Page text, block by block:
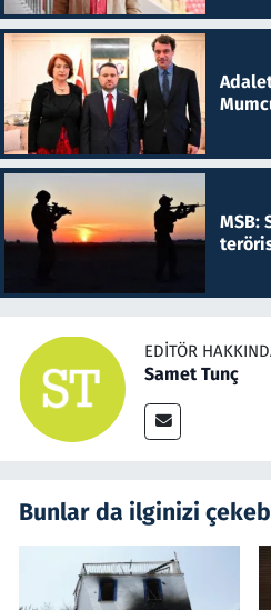
MSB:
EDITÖR
Samet Tunç
Bunlar da ilginizi